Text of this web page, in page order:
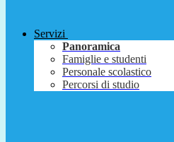
Servizi
Panoramica
Famiglie e studenti
Personale scolastico
Percorsi di studio